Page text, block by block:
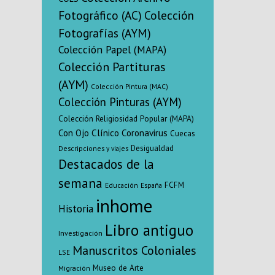
Fotográfico (AC) Colección
Fotografías (AYM)
Colección Papel (MAPA)
Colección Partituras
(AYM) Colección Pintura (MAC)
Colección Pinturas (AYM)
Colección Religiosidad Popular (MAPA)
Con Ojo Clínico Coronavirus Cuecas
Descripciones y viajes Desigualdad
Destacados de la
semana Educación España FCFM
Historia inhome
Investigación Libro antiguo
LSE Manuscritos Coloniales
Migración Museo de Arte